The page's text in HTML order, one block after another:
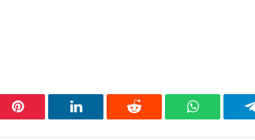
Pinterest LinkedIn Reddit WhatsApp